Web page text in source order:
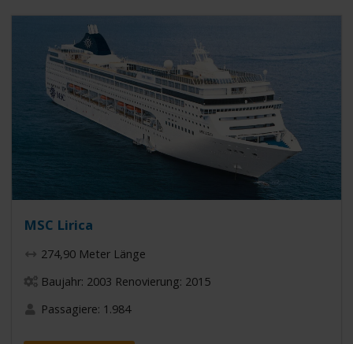
MSC Lirica
274,90 Meter Länge
Baujahr: 2003 Renovierung: 2015
Passagiere: 1.984